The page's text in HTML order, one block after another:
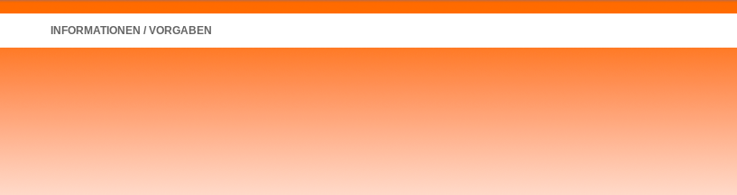
INFORMATIONEN / VORGABEN